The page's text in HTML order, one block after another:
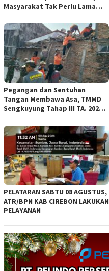
Masyarakat Tak Perlu Lama
Pegangan dan Sentuhan
Tangan Membawa Asa, TMMD
Sengkuyung Tahap III TA. 2026
PELATARAN SABTU 08 AGUSTUS,
ATR/BPN KAB CIREBON LAKUKAN
PELAYANAN